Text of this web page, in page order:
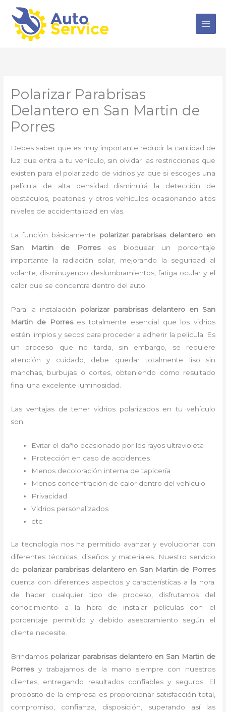
contenido
Polarizar Parabrisas
Delantero en San Martin de
Porres
Debes saber que es muy importante reducir la cantidad de
luz que entra a tu vehículo, sin olvidar las restricciones que
existen para el polarizado de vidrios ya que si escoges una
película de alta densidad disminuirá la detección de
obstáculos, peatones y otros vehículos ocasionando altos
niveles de accidentalidad en vías.
La función básicamente polarizar parabrisas delantero en
San Martin de Porres es bloquear un porcentaje
importante la radiación solar, mejorando la seguridad al
volante, disminuyendo deslumbramientos, fatiga ocular y el
calor que se concentra dentro del auto.
Para la instalación polarizar parabrisas delantero en San
Martin de Porres es totalmente
esencial que los vidrios
estén limpios y secos para proceder a adherir la película. Es
un proceso que no tarda, sin embargo, se requiere
atención y cuidado, debe quedar totalmente liso sin
manchas, burbujas o cortes, obteniendo como resultado
final una excelente luminosidad.
Las ventajas de tener vidrios polarizados en tu vehículo
son:
Evitar el daño ocasionado por los rayos ultravioleta
Protección en caso de accidentes
Menos decoloración interna de tapicería
Menos concentración de calor dentro del vehículo
Privacidad
Vidrios personalizados
etc
La tecnología nos ha permitido avanzar y evolucionar con
diferentes técnicas, diseños y materiales. Nuestro servicio
de polarizar parabrisas delanteroen San Martin de Porres
cuenta con diferentes aspectos y características a la hora
de hacer cualquier tipo de proceso, disfrutamos del
conocimiento a la hora de instalar películas con el
porcentaje permitido y debido asesoramiento según el
cliente necesite.
Brindamos polarizar parabrisas delantero en San Martin de
Porres y trabajamos de la mano siempre con nuestros
clientes, entregando resultados confiables y seguros. El
propósito de la empresa es proporcionar satisfacción total,
compromiso, confianza, disposición, superando así las